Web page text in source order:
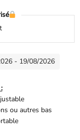
- 19/08/2026
ou autres bas